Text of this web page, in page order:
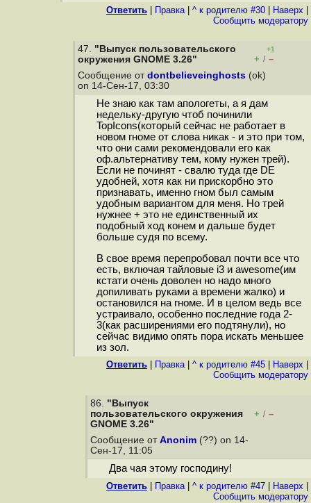
Ответить Правка| ^ к родителю #30 Наверх
Cообщить модератору
47. "Выпуск пользовательского
окружения GNOME 3.26"
+1
+ / –
Сообщение от dontbelieveinghosts (ok)
on 14-Сен-17, 03:30
Не знаю как там апологеты, а я дам
недельку-другую чтоб починили
TopIcons(который сейчас не работает в
новом гноме от слова никак - и это при том,
что они сами рекомендовали его как
оф.альтернативу тем, кому нужен трей).
Если не починят - свалю туда где DE
удобней, хотя как ни прискорбно это
признавать, именно гном был самым
удобным вариантом для меня. Но трей
нужнее + это не единственный их
подобный ход конем и дальше будет
больше судя по всему.
В свое время перепробовал почти все что
есть, включая тайловые i3 и awesome(им
кстати очень доволен но надо много
допиливать руками а времени жалко) и
остановился на гноме. И в целом ведь все
устраивало, особенно последние года 2-
3(как расширениями его подтянули), но
сейчас видимо опять пора искать меньшее
из зол.
Ответить Правка| ^ к родителю #45 Наверх
Cообщить модератору
86. "Выпуск
пользовательского окружения
GNOME 3.26"
+ / –
Сообщение от Anonim (??) on 14-
Сен-17, 11:05
Два чая этому господину!
Ответить Правка| ^ к родителю #47 Наверх
Cообщить модератору